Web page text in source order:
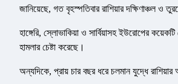
জানিয়েছে, গত বৃহস্পতিবার রাশিয়ার দক্ষিণাঞ্চল
হাঙ্গেরি, স্লোভাকিয়া ও সার্বিয়াসহ ইউরোপের
হামলার চেষ্টা করেছে।
অন্যদিকে, প্রায় চার বছর ধরে চলমান যুদ্ধে